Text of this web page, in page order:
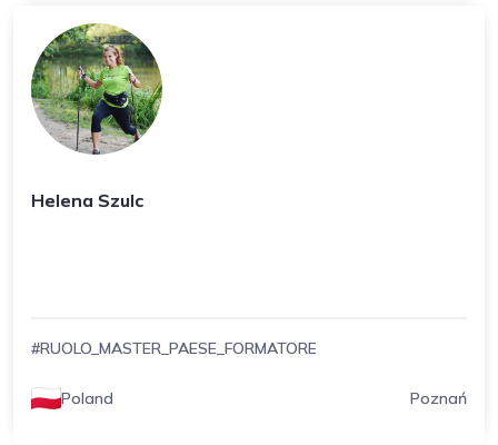
Helena Szulc
#RUOLO_MASTER_PAESE_FORMATORE
Poland Poznań